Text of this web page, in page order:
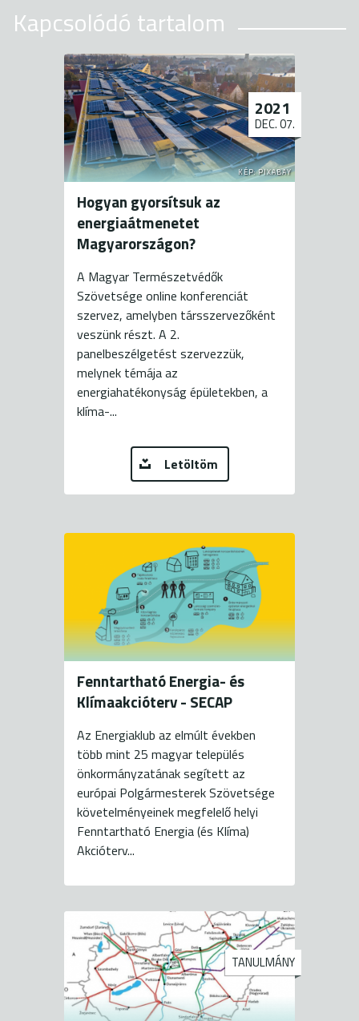
Kapcsolódó tartalom
KÉP: PIXABAY
Hogyan gyorsítsuk az
energiaátmenetet
Magyarországon?
2021
DEC. 07.
A Magyar Természetvédők
Szövetsége online konferenciát
szervez, amelyben társszervezőként
veszünk részt. A 2.
panelbeszélgetést szervezzük,
melynek témája az
energiahatékonyság épületekben, a
klíma-...
Letöltöm
Fenntartható Energia- és
Klímaakcióterv - SECAP
Az Energiaklub az elmúlt években
több mint 25 magyar település
önkormányzatának segített az
európai Polgármesterek Szövetsége
követelményeinek megfelelő helyi
Fenntartható Energia (és Klíma)
Akcióterv...
TANULMÁNY